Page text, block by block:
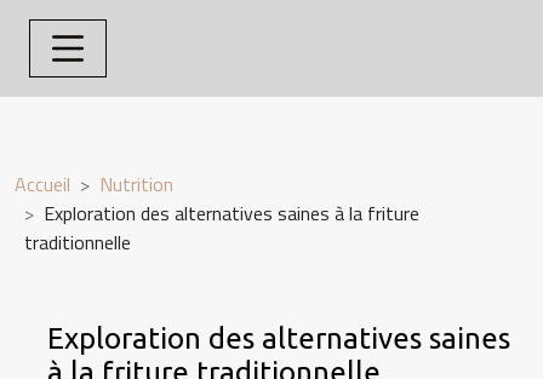
Accueil
Nutrition
Exploration des alternatives saines à la friture
traditionnelle
Exploration des alternatives saines
à la friture traditionnelle